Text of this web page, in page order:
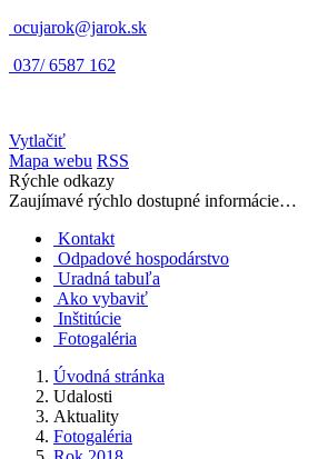
ocujarok@jarok.sk
037/ 6587 162
Vytlačiť
Mapa webu RSS
Rýchle odkazy
Zaujímavé rýchlo dostupné informácie…
Kontakt
Odpadové hospodárstvo
Uradná tabuľa
Ako vybaviť
Inštitúcie
Fotogaléria
Úvodná stránka
Udalosti
Aktuality
Fotogaléria